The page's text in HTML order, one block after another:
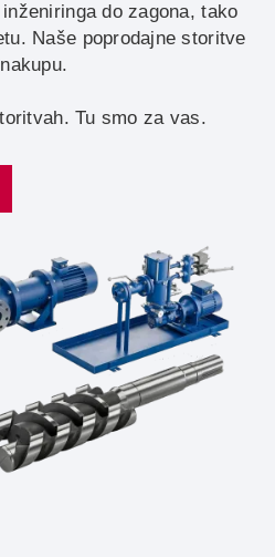
do zagona, tako
Naše poprodajne storitve
Tu smo za vas.